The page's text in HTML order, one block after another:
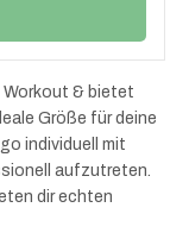
& bietet
Größe für deine
individuell mit
aufzutreten.
dir echten